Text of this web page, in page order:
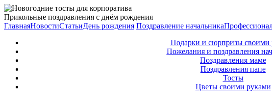
Прикольные поздравления с днём рождения
ГлавнаяНовостиСтатьиДень рождения Поздравление начальника
Подарки и сюрпризы своими
Пожелания и поздравления
Поздравления маме
Поздравления папе
Тосты
Цветы своими руками